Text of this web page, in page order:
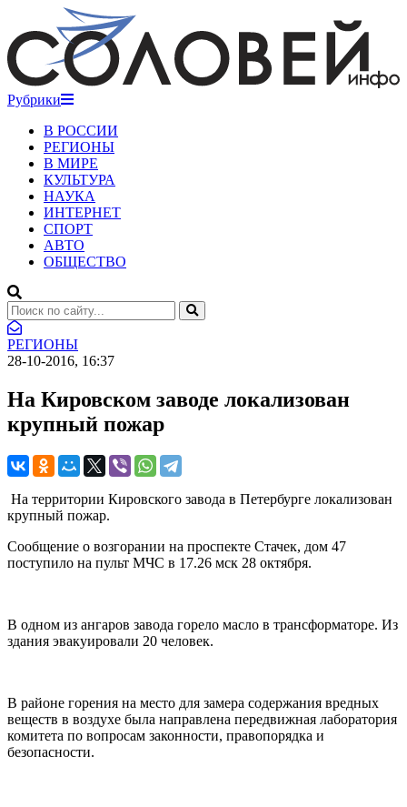
Рубрики
В РОССИИ
РЕГИОНЫ
В МИРЕ
КУЛЬТУРА
НАУКА
ИНТЕРНЕТ
СПОРТ
АВТО
ОБЩЕСТВО
РЕГИОНЫ
28-10-2016, 16:37
На Кировском заводе локализован
крупный пожар
На территории Кировского завода в Петербурге локализован
крупный пожар.
Сообщение о возгорании на проспекте Стачек, дом 47
поступило на пульт МЧС в 17.26 мск 28 октября.
В одном из ангаров завода горело масло в трансформаторе. Из
здания эвакуировали 20 человек.
В районе горения на место для замера содержания вредных
веществ в воздухе была направлена передвижная лаборатория
комитета по вопросам законности, правопорядка и
безопасности.